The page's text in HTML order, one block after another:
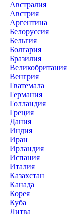
Австралия
Австрия
Аргентина
Белоруссия
Бельгия
Болгария
Бразилия
Великобритания
Венгрия
Гватемала
Германия
Голландия
Греция
Дания
Индия
Иран
Ирландия
Испания
Италия
Казахстан
Канада
Корея
Куба
Литва